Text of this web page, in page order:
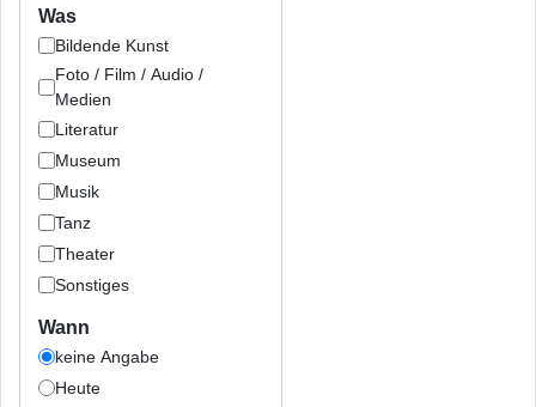
Was
Bildende Kunst
Foto / Film / Audio /
Medien
Literatur
Museum
Musik
Tanz
Theater
Sonstiges
Wann
keine Angabe
Heute